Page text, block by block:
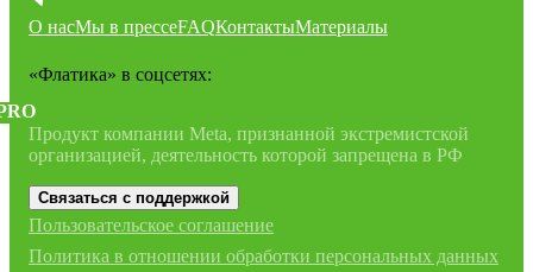
О насМы в прессеFAQКонтактыМатериалы
«Флатика» в соцсетях:
Продукт компании Meta, признанной экстремистской
организацией, деятельность которой запрещена в РФ
Связаться с поддержкой
Пользовательское соглашение
Политика в отношении обработки персональных данных